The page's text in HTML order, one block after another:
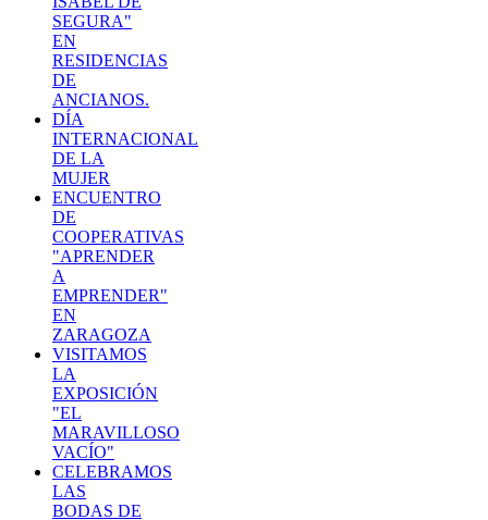
SEGURA"
EN
RESIDENCIAS
DE
ANCIANOS.
DÍA
INTERNACIONAL
DE LA
MUJER
ENCUENTRO
DE
COOPERATIVAS
"APRENDER
A
EMPRENDER"
EN
ZARAGOZA
VISITAMOS
LA
EXPOSICIÓN
"EL
MARAVILLOSO
VACÍO"
CELEBRAMOS
LAS
BODAS DE